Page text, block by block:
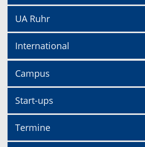
UA Ruhr
International
Campus
Start-ups
Termine